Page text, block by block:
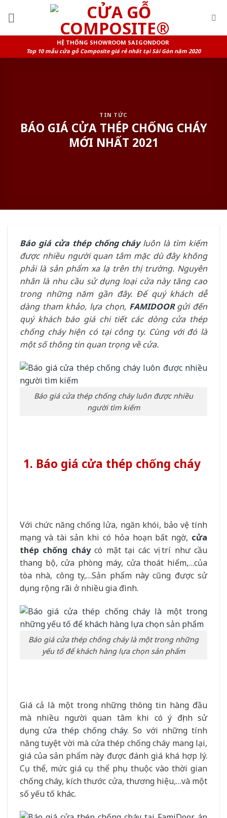
HỆ THỐNG SHOWROOM SAIGONDOOR
Top 10 mẫu cửa gỗ Composite giá rẻ nhất tại Sài Gòn năm 2020
TIN TỨC
BÁO GIÁ CỬA THÉP CHỐNG CHÁY
MỚI NHẤT 2021
Báo giá cửa thép chống cháy luôn là tìm kiếm
được nhiều người quan tâm mặc dù đây không
phải là sản phẩm xa lạ trên thị trường. Nguyên
nhân là nhu cầu sử dụng loại cửa này tăng cao
trong những năm gần đây. Để quý khách dễ
dàng tham khảo, lựa chọn, FAMIDOORgửi đến
quý khách báo giá chi tiết các dòng cửa thép
chống cháy hiện có tại công ty. Cùng với đó là
một số thông tin quan trọng về cửa.
Báo giá cửa thép chống cháy luôn được nhiều
người tìm kiếm
1. Báo giá cửa thép chống cháy
Với chức năng chống lửa, ngăn khói, bảo vệ tính
mạng và tài sản khi có hỏa hoạn bất ngờ, cửa
thép chống cháycó mặt tại các vị trí như cầu
thang bộ, cửa phòng máy, cửa thoát hiểm,…của
tòa nhà, công ty,…Sản phẩm này cũng được sử
dụng rộng rãi ở nhiều gia đình.
Báo giá cửa thép chống cháy là một trong những
yếu tố để khách hàng lựa chọn sản phẩm
Giá cả là một trong những thông tin hàng đầu
mà nhiều người quan tâm khi có ý định sử
dụngcửa thép chống cháy. So với những tính
năng tuyệt vời mà cửa thép chống cháy mang lại,
giá của sản phẩm này được đánh giá khá hợp lý.
Cụ thể, mức giá cụ thể phụ thuộc vào thời gian
chống cháy, kích thước cửa, thương hiệu,…và một
số yếu tố khác.